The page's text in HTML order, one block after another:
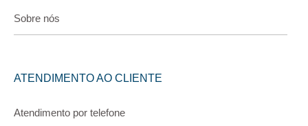
Sobre nós
ATENDIMENTO AO CLIENTE
Atendimento por telefone